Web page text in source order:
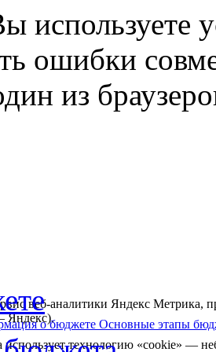
используете
ошибки
из
веб-аналитики Яндекс
Яндекс).
технологию «cookie» —
о бюджете Основные этапы